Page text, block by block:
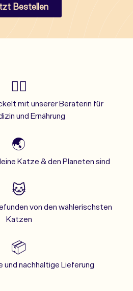
Bestellen
👩‍⚕️
mit unserer Beraterin für
und Ernährung
🌏
Katze & den Planeten sind
🐱
von den wählerischsten
Katzen
📦
und nachhaltige Lieferung